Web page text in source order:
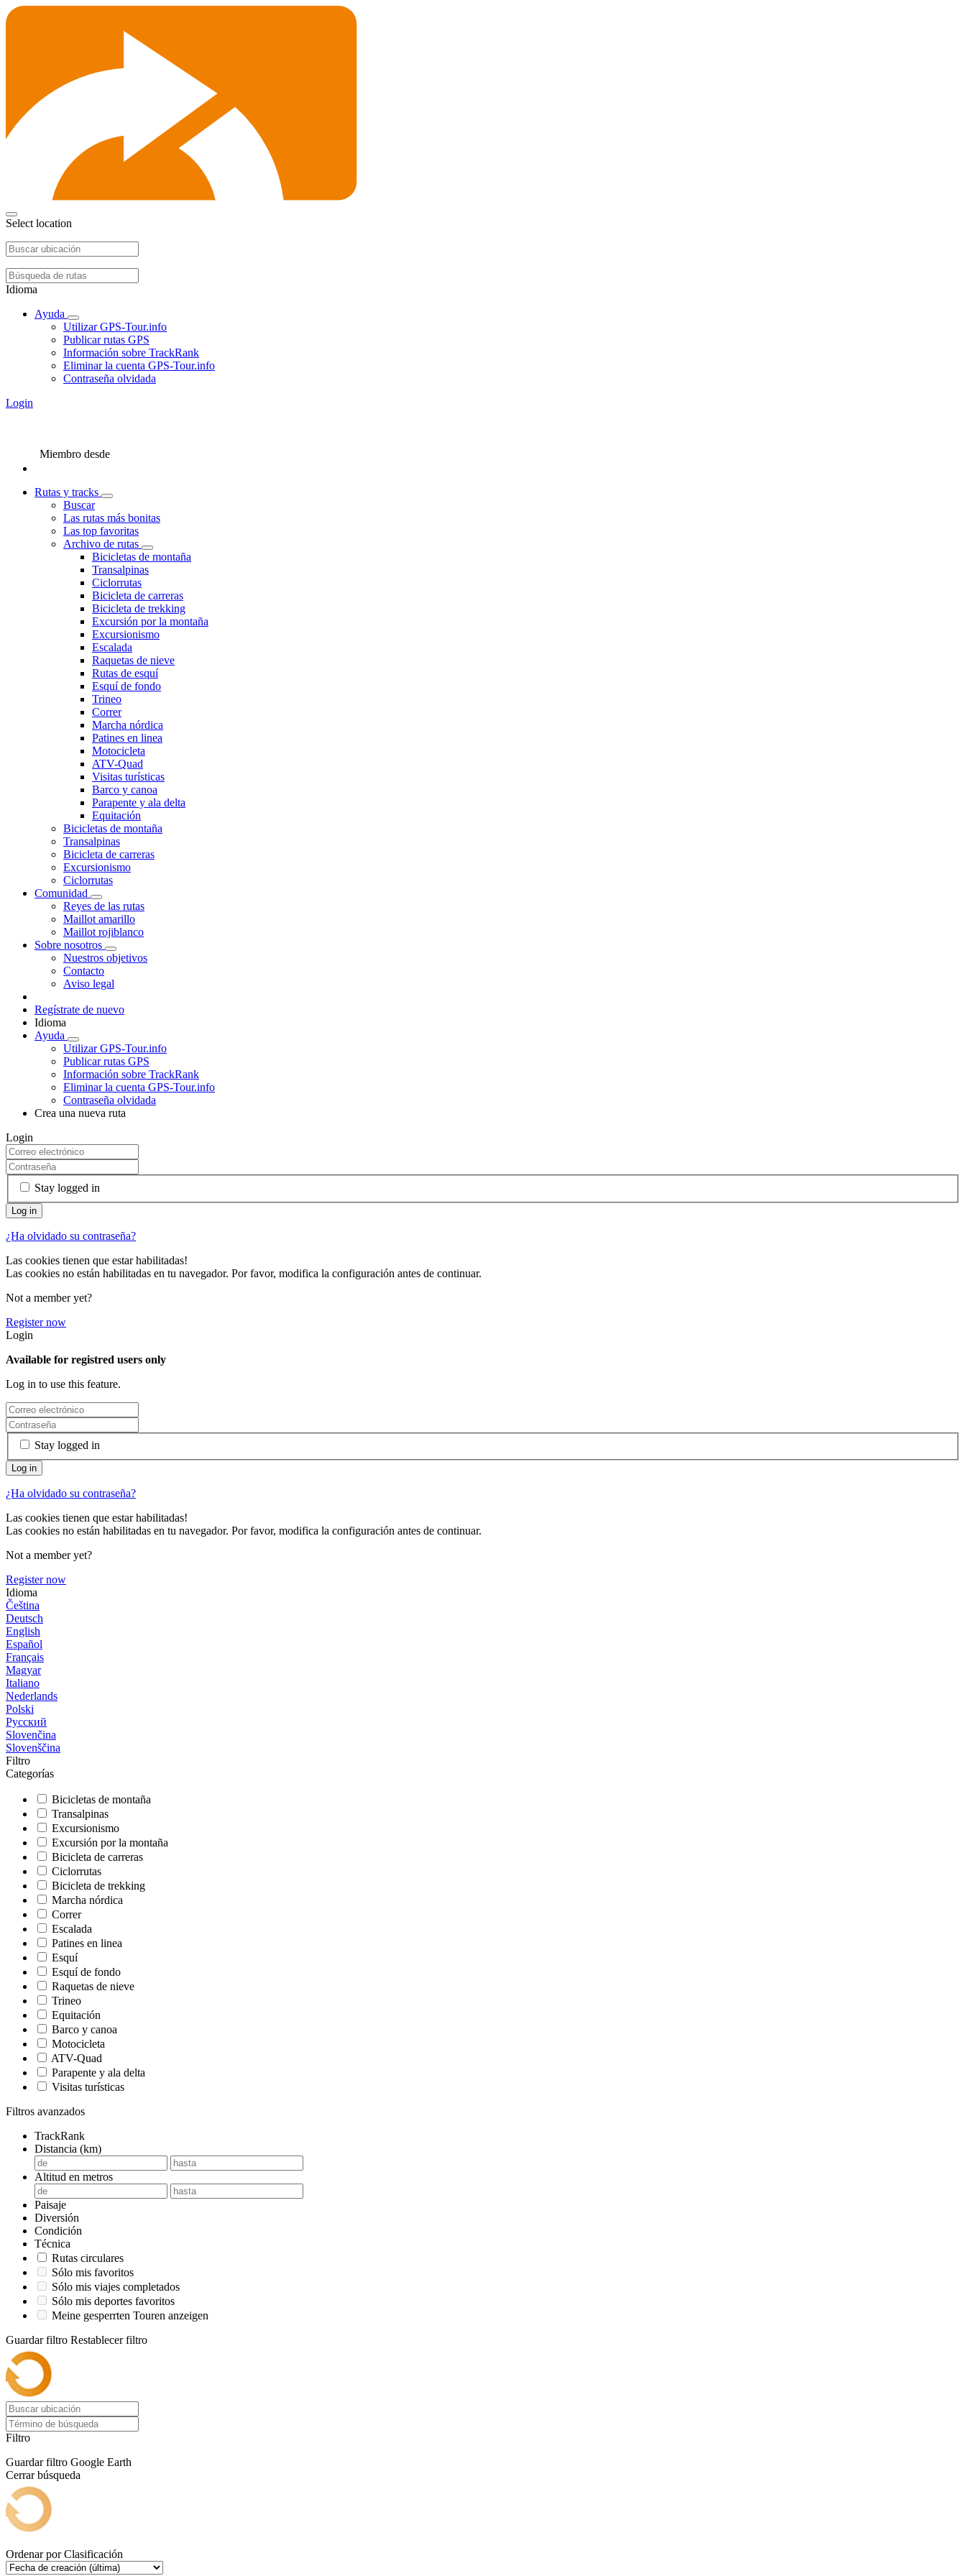
Select location
Idioma
Ayuda
Utilizar GPS-Tour.info
Publicar rutas GPS
Información sobre TrackRank
Eliminar la cuenta GPS-Tour.info
Contraseña olvidada
Login
Miembro desde
Rutas y tracks
Buscar
Las rutas más bonitas
Las top favoritas
Archivo de rutas
Bicicletas de montaña
Transalpinas
Ciclorrutas
Bicicleta de carreras
Bicicleta de trekking
Excursión por la montaña
Excursionismo
Escalada
Raquetas de nieve
Rutas de esquí
Esquí de fondo
Trineo
Correr
Marcha nórdica
Patines en linea
Motocicleta
ATV-Quad
Visitas turísticas
Barco y canoa
Parapente y ala delta
Equitación
Bicicletas de montaña
Transalpinas
Bicicleta de carreras
Excursionismo
Ciclorrutas
Comunidad
Reyes de las rutas
Maillot amarillo
Maillot rojiblanco
Sobre nosotros
Nuestros objetivos
Contacto
Aviso legal
Regístrate de nuevo
Idioma
Ayuda
Utilizar GPS-Tour.info
Publicar rutas GPS
Información sobre TrackRank
Eliminar la cuenta GPS-Tour.info
Contraseña olvidada
Crea una nueva ruta
Login
Stay logged in
¿Ha olvidado su contraseña?
Las cookies tienen que estar habilitadas!
Las cookies no están habilitadas en tu navegador. Por favor, modifica la configuración antes de continuar.
Not a member yet?
Register now
Login
Available for registred users only
Log in to use this feature.
Stay logged in
¿Ha olvidado su contraseña?
Las cookies tienen que estar habilitadas!
Las cookies no están habilitadas en tu navegador. Por favor, modifica la configuración antes de continuar.
Not a member yet?
Register now
Idioma
Čeština
Deutsch
English
Español
Français
Magyar
Italiano
Nederlands
Polski
Русский
Slovenčina
Slovenščina
Filtro
Categorías
Bicicletas de montaña
Transalpinas
Excursionismo
Excursión por la montaña
Bicicleta de carreras
Ciclorrutas
Bicicleta de trekking
Marcha nórdica
Correr
Escalada
Patines en linea
Esquí
Esquí de fondo
Raquetas de nieve
Trineo
Equitación
Barco y canoa
Motocicleta
ATV-Quad
Parapente y ala delta
Visitas turísticas
Filtros avanzados
TrackRank
Distancia (km)
Altitud en metros
Paisaje
Diversión
Condición
Técnica
Rutas circulares
Sólo mis favoritos
Sólo mis viajes completados
Sólo mis deportes favoritos
Meine gesperrten Touren anzeigen
Guardar filtro Restablecer filtro
Filtro
Guardar filtro Google Earth
Cerrar búsqueda
Ordenar por Clasificación